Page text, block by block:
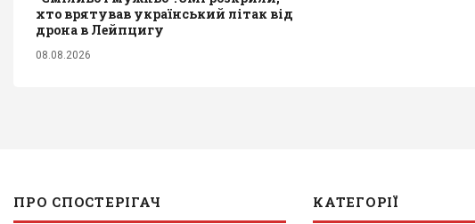
хто врятував український літак від
дрона в Лейпцигу
08.08.2026
ПРО СПОСТЕРІГАЧ КАТЕГОРІЇ